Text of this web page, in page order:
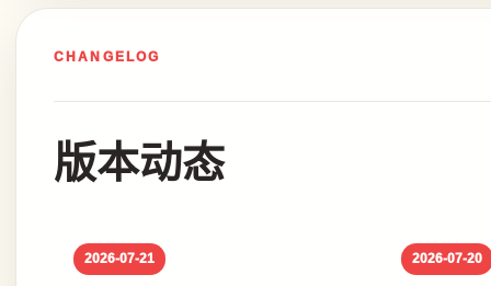
CHANGELOG
版本动态
2026-07-21 2026-07-20